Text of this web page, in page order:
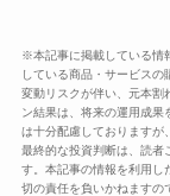
※本記事に掲載している情
している商品・サービス
変動リスクが伴い、元本割
ン結果は、将来の運用成果
は十分配慮しておりますが
最終的な投資判断は、読者
す。本記事の情報を利用し
切の責任を負いかねますの